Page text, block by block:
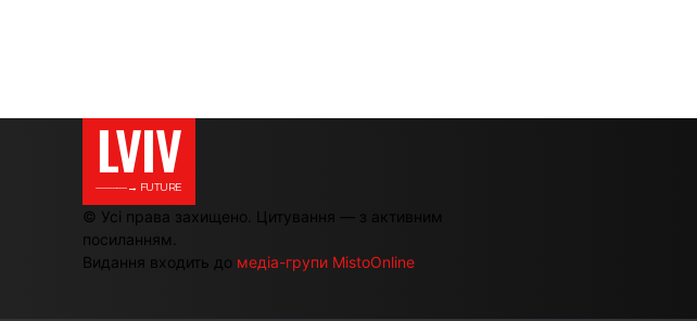
LVIV
———→ FUTURE
© Усі права захищено. Цитування — з активним
посиланням.
Видання входить до медіа-групи MistoOnline